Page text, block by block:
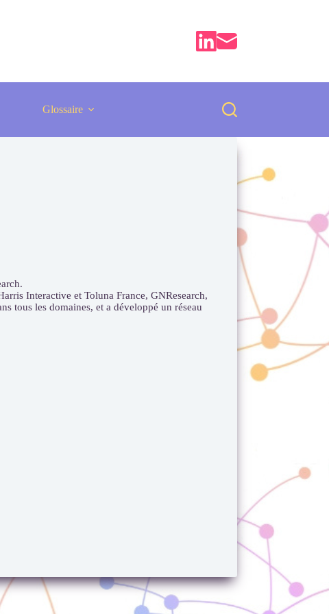
Glossaire
Interactive et Toluna France, GNResearch,
tous les domaines, et a développé un réseau